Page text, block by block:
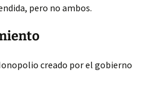
pero no ambos.
creado por el gobierno